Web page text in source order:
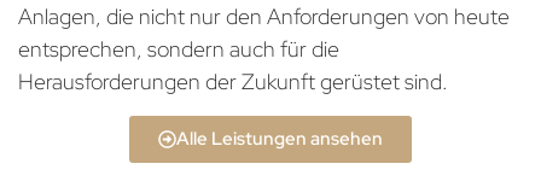
Anlagen, die nicht nur den Anforderungen von heute
entsprechen, sondern auch für die
Herausforderungen der Zukunft gerüstet sind.
Alle Leistungen ansehen